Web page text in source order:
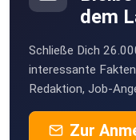
dem
Schließe Dich
interessante
Redaktion, Job-
Zur